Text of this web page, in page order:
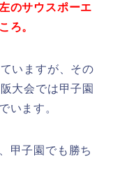
のサウスポーエ
ろ。
いますが、その
大会では甲子園
います。
甲子園でも勝ち